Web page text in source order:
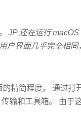
JP 还在运行
户界面几乎完全相
精简程度。 通过打
输和工具箱。 由于